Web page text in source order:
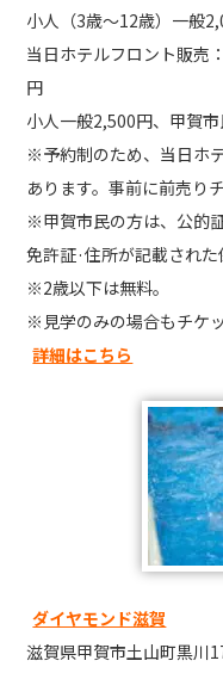
小人（3歳〜12歳）一般
当日ホテルフロント販売
円
小人一般2,500円、甲賀
※予約制のため、当日ホ
あります。事前に前売り
※甲賀市民の方は、公的
免許証·住所が記載された
※2歳以下は無料。
※見学のみの場合もチケ
詳細はこちら
ダイヤモンド滋賀
滋賀県甲賀市土山町黒川